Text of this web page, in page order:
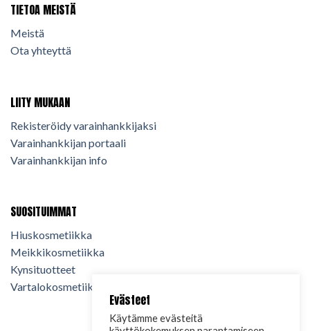
TIETOA MEISTÄ
Meistä
Ota yhteyttä
LIITY MUKAAN
Rekisteröidy varainhankkijaksi
Varainhankkijan portaali
Varainhankkijan info
SUOSITUIMMAT
Hiuskosmetiikka
Meikkikosmetiikka
Kynsituotteet
Vartalokosmetiikka
Evästeet
Käytämme evästeitä